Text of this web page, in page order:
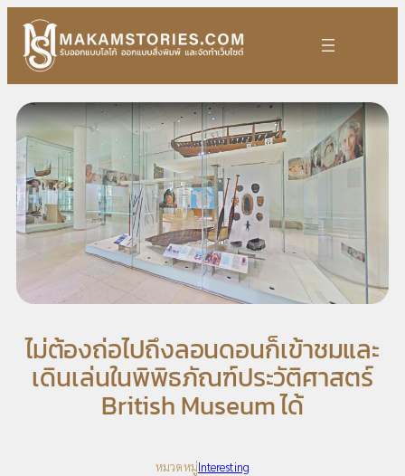
content
ไม่ต้องถ่อไปถึงลอนดอนก็เข้าชมและ
เดินเล่นในพิพิธภัณฑ์ประวัติศาสตร์
British Museum ได้
หมวดหมู่Interesting